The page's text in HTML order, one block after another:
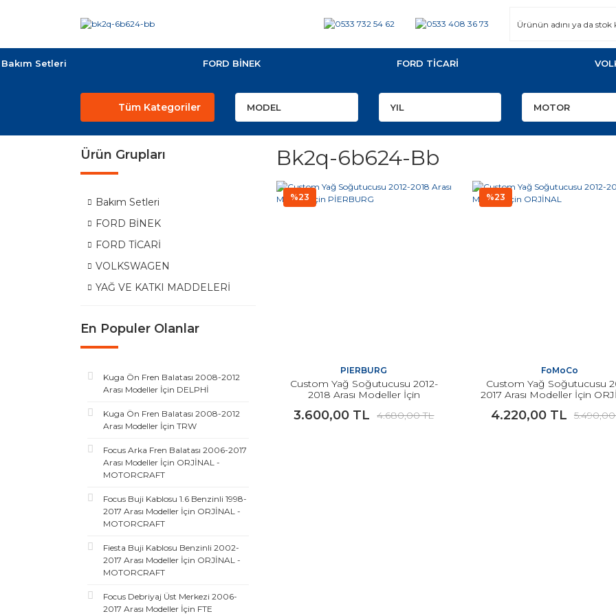
Bakım Setleri FORD BİNEK FORD TİCARİ
Tüm Kategoriler
Ürün Grupları
Bakım Setleri
FORD BİNEK
FORD TİCARİ
VOLKSWAGEN
YAĞ VE KATKI MADDELERİ
En Populer Olanlar
Kuga Ön Fren Balatası 2008-2012
Arası Modeller İçin DELPHİ
Kuga Ön Fren Balatası 2008-2012
Arası Modeller İçin TRW
Focus Arka Fren Balatası 2006-2017
Arası Modeller İçin ORJİNAL -
MOTORCRAFT
Focus Buji Kablosu 1.6 Benzinli 1998-
2017 Arası Modeller İçin ORJİNAL -
MOTORCRAFT
Fiesta Buji Kablosu Benzinli 2002-
2017 Arası Modeller İçin ORJİNAL -
MOTORCRAFT
Focus Debriyaj Üst Merkezi 2006-
2017 Arası Modeller İçin FTE
Bk2q-6b624-Bb
%23
PIERBURG
Custom Yağ Soğutucusu 2012-
2018 Arası Modeller İçin
3.600,00 TL 4.680,00 TL
%23
FoMoCo
Custom Yağ Soğutucusu
2017 Arası Modeller İçin
4.220,00 TL